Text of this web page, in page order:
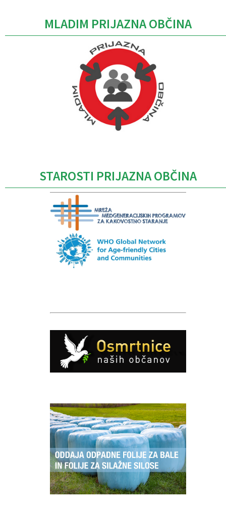
MLADIM PRIJAZNA OBČINA
STAROSTI PRIJAZNA OBČINA